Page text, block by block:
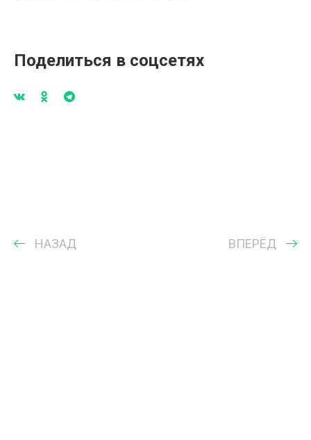
Поделиться в соцсетях
НАЗАД ВПЕРЁД